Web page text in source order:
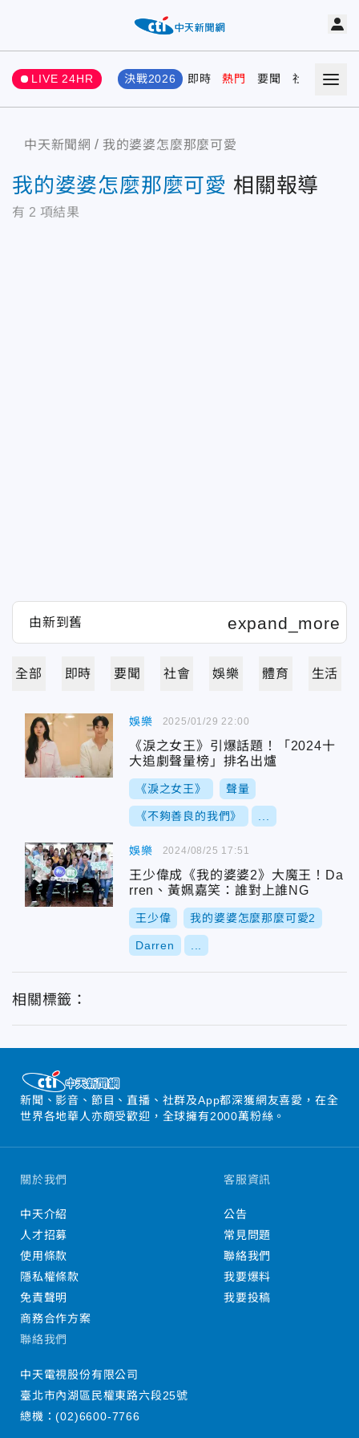
LIVE 24HR 決戰2026 即時 熱門 要聞 社會 娛樂
中天新聞網 我的婆婆怎麼那麼可愛
我的婆婆怎麼那麼可愛 相關報導
有 2 項結果
全部 即時 要聞 社會 娛樂 體育 生活
娛樂
《淚之女王》引爆話題！「2024十
大追劇聲量榜」排名出爐
《淚之女王》 聲量
《不夠善良的我們》
2025/01/29 22:00
娛樂
王少偉成《我的婆婆2》大魔王！Da
rren、黃姵嘉笑：誰對上誰NG
王少偉 我的婆婆怎麼那麼可愛2
Darren
2024/08/25 17:51
相關標籤：
新聞、影音、節目、直播、社群及App都深獲網友喜愛，在全
世界各地華人亦頗受歡迎，全球擁有2000萬粉絲。
關於我們
中天介紹
人才招募
使用條款
隱私權條款
免責聲明
商務合作方案
客服資訊
公告
常見問題
聯絡我們
我要爆料
我要投稿
聯絡我們
中天電視股份有限公司
臺北市內湖區民權東路六段25號
總機：(02)6600-7766